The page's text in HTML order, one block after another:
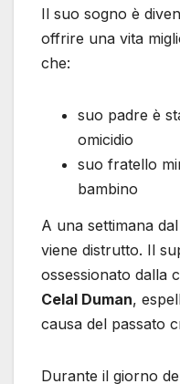
Il suo sogno è
offrire una vita
che:
suo padre è
omicidio
suo fratello
bambino
A una settimana
viene distrutto. Il
ossessionato dalla
Celal Duman,
causa del passato
Durante il giorno